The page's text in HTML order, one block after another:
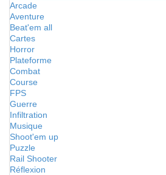
Arcade
Aventure
Beat'em all
Cartes
Horror
Plateforme
Combat
Course
FPS
Guerre
Infiltration
Musique
Shoot'em up
Puzzle
Rail Shooter
Réflexion